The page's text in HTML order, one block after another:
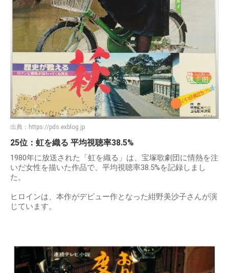
出典： https://pds.exblog.jp
25位：虹を織る 平均視聴率38.5%
1980年に放送された「虹を織る」は、宝塚歌劇団に情熱を注
いだ女性を描いた作品で、平均視聴率38.5%を記録しまし
た。
ヒロインは、本作がデビュー作となった紺野美沙子さんが演
じています。